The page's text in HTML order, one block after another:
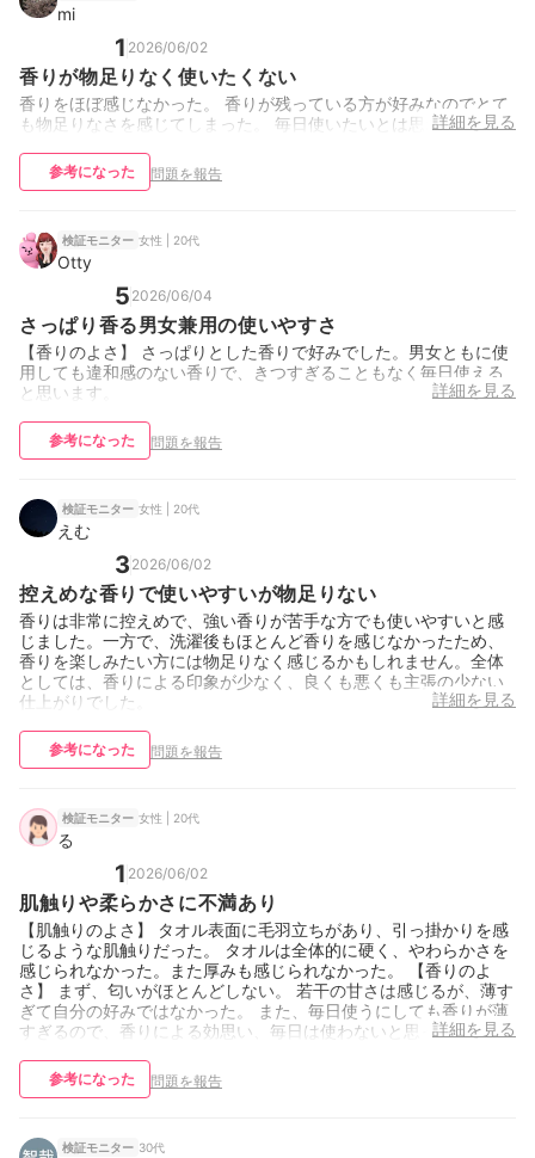
mi
1 2026/06/02
香りが物足りなく使いたくない
香りをほぼ感じなかった。 香りが残っている方が好みなのでとて
も物足りなさを感じてしまった。 毎日使いたいとは思わない。
詳細を見る
参考になった 問題を報告
検証モニター 女性 | 20代
Otty
5 2026/06/04
さっぱり香る男女兼用の使いやすさ
【香りのよさ】 さっぱりとした香りで好みでした。男女ともに使
用しても違和感のない香りで、きつすぎることもなく毎日使える
と思います。
詳細を見る
参考になった 問題を報告
検証モニター 女性 | 20代
えむ
3 2026/06/02
控えめな香りで使いやすいが物足りない
香りは非常に控えめで、強い香りが苦手な方でも使いやすいと感
じました。一方で、洗濯後もほとんど香りを感じなかったため、
香りを楽しみたい方には物足りなく感じるかもしれません。全体
としては、香りによる印象が少なく、良くも悪くも主張の少ない
仕上がりでした。
詳細を見る
参考になった 問題を報告
検証モニター 女性 | 20代
る
1 2026/06/02
肌触りや柔らかさに不満あり
【肌触りのよさ】 タオル表面に毛羽立ちがあり、引っ掛かりを感
じるような肌触りだった。 タオルは全体的に硬く、やわらかさを
感じられなかった。また厚みも感じられなかった。 【香りのよ
さ】 まず、匂いがほとんどしない。 若干の甘さは感じるが、薄す
ぎて自分の好みではなかった。 また、毎日使うにしても香りが薄
すぎるので、香りによる効思い、毎日は使わないと思った。詳細を見る
参考になった 問題を報告
検証モニター 30代